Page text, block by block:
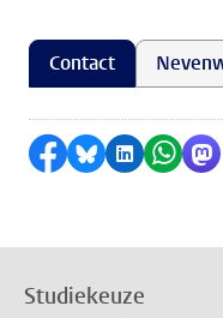
Contact
Delen op Facebook
Delen viaDelen op
Delen
Studiekeuze